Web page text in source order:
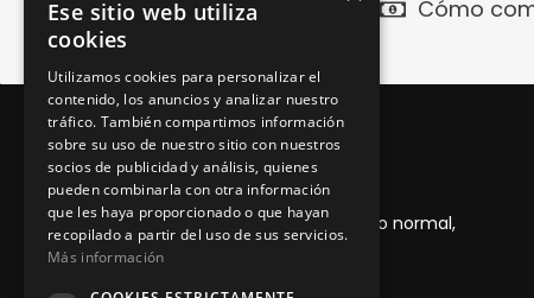
Cómo
Garantía 1 año
Desde la entrega del producto, con uso normal,
adecuado y mantenimiento
Ese sitio web utiliza
cookies
Utilizamos cookies para personalizar el
contenido, los anuncios y analizar nuestro
tráfico. También compartimos información
sobre su uso de nuestro sitio con nuestros
socios de publicidad y análisis, quienes
pueden combinarla con otra información
que les haya proporcionado o que hayan
recopilado a partir del uso de sus servicios.
Más información